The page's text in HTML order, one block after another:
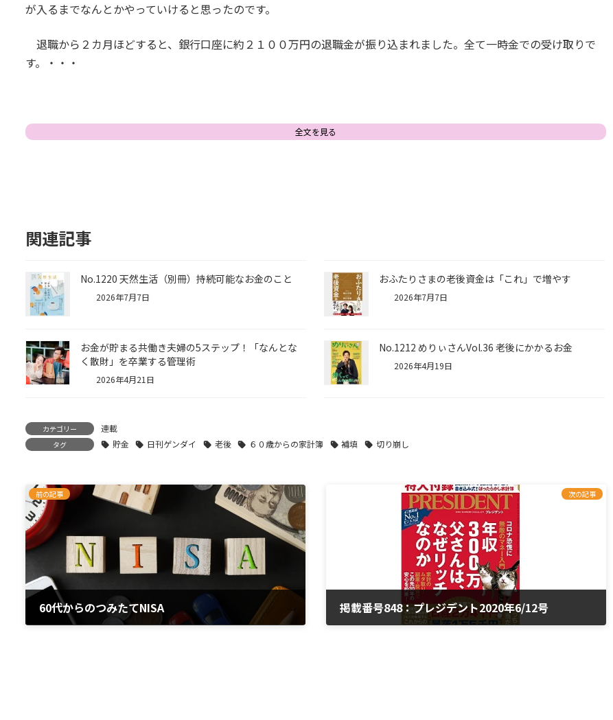
が入るまでなんとかやっていけると思ったのです。
退職から２カ月ほどすると、銀行口座に約２１００万円の退職金が振り込まれました。全て一時金での受け取りで
す。・・・
全文を見る
関連記事
No.1220 天然生活（別冊）持続可能なお金のこと
2026年7月7日
おふたりさまの老後資金は「これ」で増やす
2026年7月7日
お金が貯まる共働き夫婦の5ステップ！「なんとな
く散財」を卒業する管理術
2026年4月21日
No.1212 めりぃさんVol.36 老後にかかるお金
2026年4月19日
カテゴリー 連載
タグ 貯金 日刊ゲンダイ 老後 ６０歳からの家計簿 補填 切り崩し
前の記事
60代からのつみたてNISA
次の記事
掲載番号848：プレジデント2020年6/12号